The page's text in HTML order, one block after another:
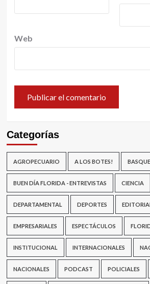
Web
Categorías
AGROPECUARIO A LOS BOTES!
BUEN DÍA FLORIDA - ENTREVISTAS CIENCIA
DEPARTAMENTAL DEPORTES
EMPRESARIALES ESPECTÁCULOS
INSTITUCIONAL INTERNACIONALES
NACIONALES PODCAST POLICIALES